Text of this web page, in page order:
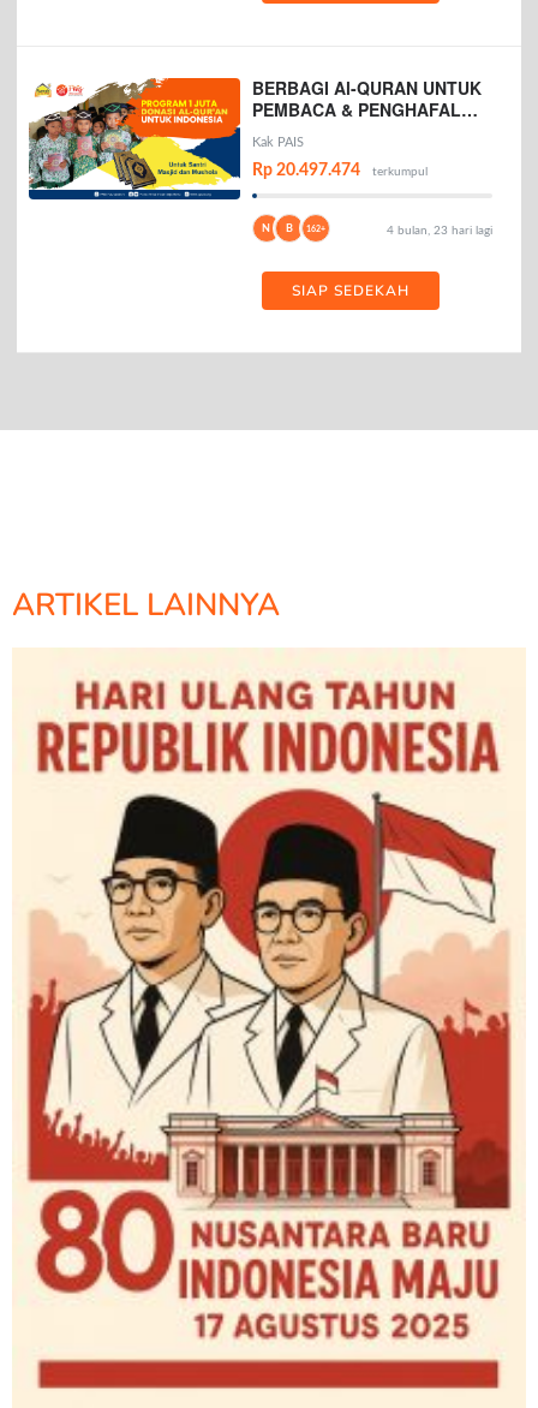
BERBAGI Al-QURAN UNTUK
PEMBACA & PENGHAFAL
AL-QURAN
Kak PAIS
Rp 20.497.474 terkumpul
N B 162+ 4 bulan, 23 hari lagi
SIAP SEDEKAH
ARTIKEL LAINNYA